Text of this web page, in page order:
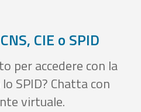
CIE o SPID
per accedere con la
lo SPID? Chatta con
virtuale.